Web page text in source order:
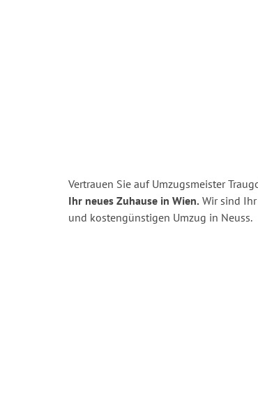
Vertrauen Sie auf Umzugsmeister
Ihr neues Zuhause in Wien. Wir sind
und kostengünstigen Umzug in Neuss.